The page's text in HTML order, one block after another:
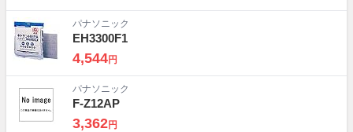
パナソニック
EH3300F1
4,544円
パナソニック
F-Z12AP
3,362円